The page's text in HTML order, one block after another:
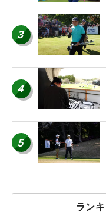
3
4
5
ラン